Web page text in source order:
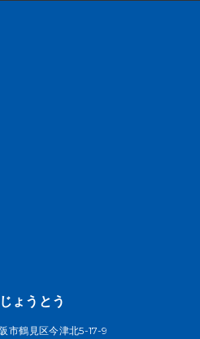
ょうとう
市鶴見区今津北5-17-9